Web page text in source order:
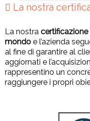
La nostra
La nostra certificazione
mondo e l’azienda
al fine di garantire al
aggiornati e
rappresentino un
raggiungere i propri